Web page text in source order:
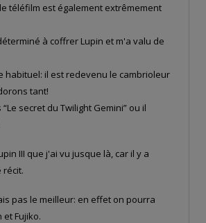
téléfilm est également extrêmement
à coffrer Lupin et m'a valu de
habituel: il est redevenu le cambrioleur
tant!
secret du Twilight Gemini” ou il
III que j'ai vu jusque là, car il y a
pas le meilleur: en effet on pourra
Fujiko.